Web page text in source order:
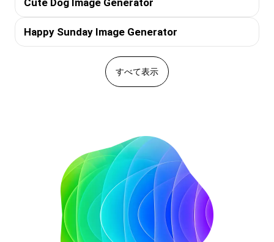
Happy Sunday Image Generator
すべて表示